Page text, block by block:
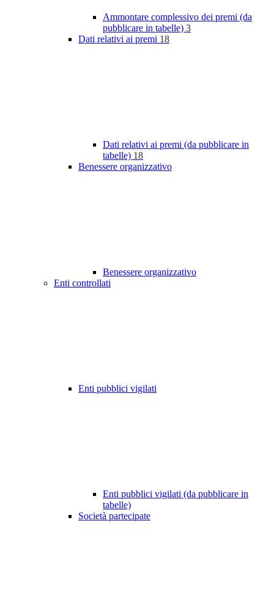
Ammontare complessivo dei premi (da
pubblicare in tabelle) 3
Dati relativi ai premi 18
Dati relativi ai premi (da pubblicare in
tabelle) 18
Benessere organizzativo
Benessere organizzativo
Enti controllati
Enti pubblici vigilati
Enti pubblici vigilati (da pubblicare in
tabelle)
Società partecipate